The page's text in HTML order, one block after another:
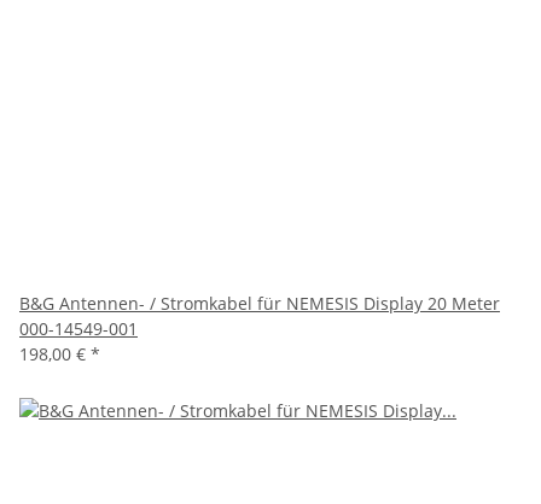
B&G Antennen- / Stromkabel für NEMESIS Display 20 Meter
000-14549-001
198,00 € *